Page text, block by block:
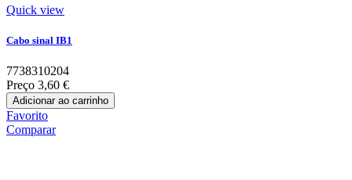
Quick view
Cabo sinal IB1
7738310204
Preço 3,60 €
Adicionar ao carrinho
Favorito
Comparar